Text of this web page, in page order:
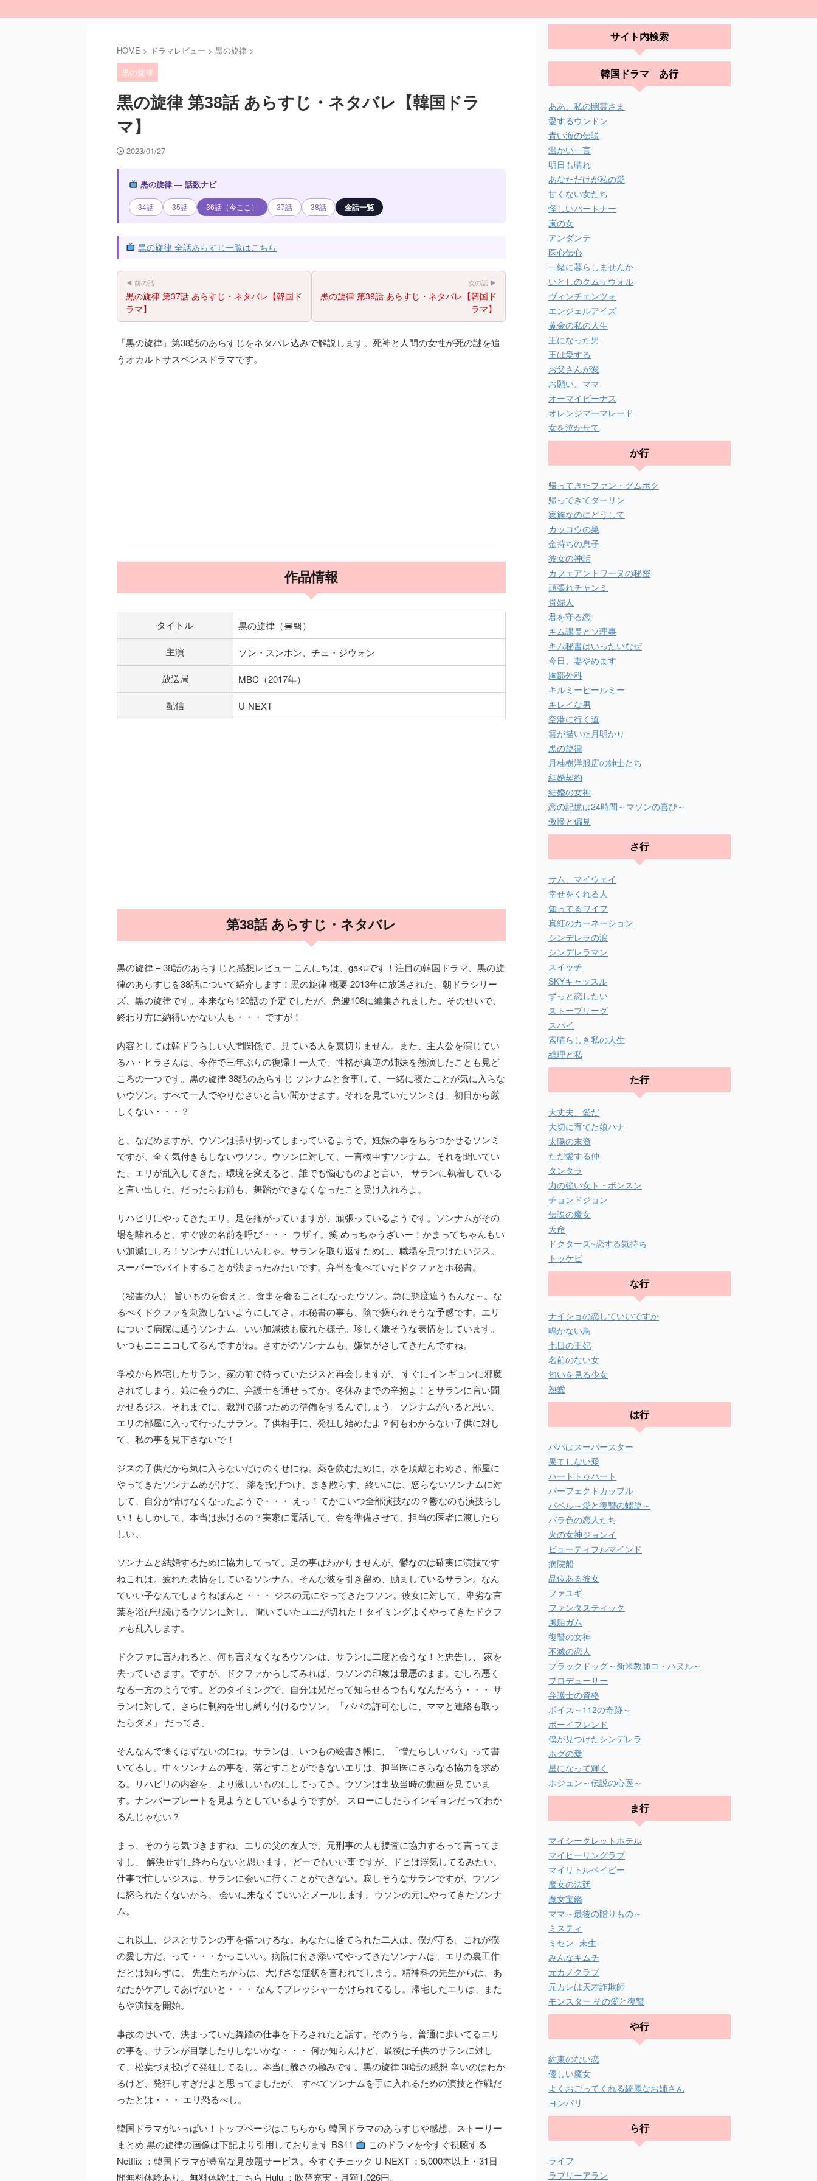
HOME > ドラマレビュー > 黒の旋律 >
黒の旋律
黒の旋律 第38話 あらすじ・ネタバレ【韓国ドラ
マ】
2023/01/27
黒の旋律 — 話数ナビ
34話 35話 36話（今ここ） 37話 38話 全話一覧
黒の旋律 全話あらすじ一覧はこちら
◀ 前の話
黒の旋律 第37話 あらすじ・ネタバレ【韓国ド
ラマ】
次の話 ▶
黒の旋律 第39話 あらすじ・ネタバレ【韓国ド
ラマ】
「黒の旋律」第38話のあらすじをネタバレ込みで解説します。死神と人間の女性が死の謎を追
うオカルトサスペンスドラマです。
作品情報
タイトル 黒の旋律（블랙）
主演 ソン・スンホン、チェ・ジウォン
放送局 MBC（2017年）
配信 U-NEXT
第38話 あらすじ・ネタバレ
黒の旋律 – 38話のあらすじと感想レビュー こんにちは、gakuです！注目の韓国ドラマ、黒の旋
律のあらすじを38話について紹介します！黒の旋律 概要 2013年に放送された、朝ドラシリー
ズ、黒の旋律です。本来なら120話の予定でしたが、急遽108に編集されました。そのせいで、
終わり方に納得いかない人も・・・ ですが！
内容としては韓ドラらしい人間関係で、見ている人を裏切りません。また、主人公を演じてい
るハ・ヒラさんは、今作で三年ぶりの復帰！一人で、性格が真逆の姉妹を熱演したことも見ど
ころの一つです。黒の旋律 38話のあらすじ ソンナムと食事して、一緒に寝たことが気に入らな
いウソン。すべて一人でやりなさいと言い聞かせます。それを見ていたソンミは、初日から厳
しくない・・・？
と、なだめますが、ウソンは張り切ってしまっているようで。妊娠の事をちらつかせるソンミ
ですが、全く気付きもしないウソン。ウソンに対して、一言物申すソンナム。それを聞いてい
た、エリが乱入してきた。環境を変えると、誰でも悩むものよと言い、 サランに執着している
と言い出した。だったらお前も、舞踏ができなくなったこと受け入れろよ。
リハビリにやってきたエリ。足を痛がっていますが、頑張っているようです。ソンナムがその
場を離れると、すぐ彼の名前を呼び・・・ ウザイ。笑 めっちゃうざいー！かまってちゃんもい
い加減にしろ！ソンナムは忙しいんじゃ。サランを取り返すために、職場を見つけたいジス。
スーパーでバイトすることが決まったみたいです。弁当を食べていたドクファとホ秘書。
（秘書の人） 旨いものを食えと、食事を奢ることになったウソン。急に態度違うもんな～。な
るべくドクファを刺激しないようにしてさ。ホ秘書の事も、陰で操られそうな予感です。エリ
について病院に通うソンナム。いい加減彼も疲れた様子。珍しく嫌そうな表情をしています。
いつもニコニコしてるんですがね。さすがのソンナムも、嫌気がさしてきたんですね。
学校から帰宅したサラン。家の前で待っていたジスと再会しますが、 すぐにインギョンに邪魔
されてしまう。娘に会うのに、弁護士を通せってか。冬休みまでの辛抱よ！とサランに言い聞
かせるジス。それまでに、裁判で勝つための準備をするんでしょう。ソンナムがいると思い、
エリの部屋に入って行ったサラン。子供相手に、発狂し始めたよ？何もわからない子供に対し
て、私の事を見下さないで！
ジスの子供だから気に入らないだけのくせにね。薬を飲むために、水を頂戴とわめき、部屋に
やってきたソンナムめがけて、 薬を投げつけ、まき散らす。終いには、怒らないソンナムに対
して、自分が情けなくなったようで・・・ えっ！てかこいつ全部演技なの？鬱なのも演技らし
い！もしかして、本当は歩けるの？実家に電話して、金を準備させて、担当の医者に渡したら
しい。
ソンナムと結婚するために協力してって。足の事はわかりませんが、鬱なのは確実に演技です
ねこれは。疲れた表情をしているソンナム。そんな彼を引き留め、励ましているサラン。なん
ていい子なんでしょうねほんと・・・ ジスの元にやってきたウソン。彼女に対して、卑劣な言
葉を浴びせ続けるウソンに対し、 聞いていたユニが切れた！タイミングよくやってきたドクフ
ァも乱入します。
ドクファに言われると、何も言えなくなるウソンは、サランに二度と会うな！と忠告し、 家を
去っていきます。ですが、ドクファからしてみれば、ウソンの印象は最悪のまま。むしろ悪く
なる一方のようです。どのタイミングで、自分は兄だって知らせるつもりなんだろう・・・ サ
ランに対して、さらに制約を出し縛り付けるウソン。「パパの許可なしに、ママと連絡も取っ
たらダメ」 だってさ。
そんなんで懐くはずないのにね。サランは、いつもの絵書き帳に、「憎たらしいパパ」って書
いてるし。中々ソンナムの事を、落とすことができないエリは、担当医にさらなる協力を求め
る。リハビリの内容を、より激しいものにしてってさ。ウソンは事故当時の動画を見ていま
す。ナンバープレートを見ようとしているようですが、 スローにしたらインギョンだってわか
るんじゃない？
まっ、そのうち気づきますね。エリの父の友人で、元刑事の人も捜査に協力するって言ってま
すし、 解決せずに終わらないと思います。どーでもいい事ですが、ドヒは浮気してるみたい。
仕事で忙しいジスは、サランに会いに行くことができない。寂しそうなサランですが、ウソン
に怒られたくないから、 会いに来なくていいとメールします。ウソンの元にやってきたソンナ
ム。
これ以上、ジスとサランの事を傷つけるな。あなたに捨てられた二人は、僕が守る。これが僕
の愛し方だ。って・・・かっこいい。病院に付き添いでやってきたソンナムは、エリの裏工作
だとは知らずに、 先生たちからは、大げさな症状を言われてしまう。精神科の先生からは、あ
なたがケアしてあげないと・・・ なんてプレッシャーかけられてるし。帰宅したエリは、また
もや演技を開始。
事故のせいで、決まっていた舞踏の仕事を下ろされたと話す。そのうち、普通に歩いてるエリ
の事を、サランが目撃したりしないかな・・・ 何か知らんけど、最後は子供のサランに対し
て、松葉づえ投げて発狂してるし。本当に醜さの極みです。黒の旋律 38話の感想 辛いのはわか
るけど、発狂しすぎだよと思ってましたが、 すべてソンナムを手に入れるための演技と作戦だ
ったとは・・・ エリ恐るべし。
韓国ドラマがいっぱい！トップページはこちらから 韓国ドラマのあらすじや感想、ストーリー
まとめ 黒の旋律の画像は下記より引用しております BS11
このドラマを今すぐ視聴する
Netflix ：韓国ドラマが豊富な見放題サービス。今すぐチェック U-NEXT ：5,000本以上・31日
間無料体験あり。無料体験はこちら Hulu ：吹替充実・月額1,026円。
サイト内検索
韓国ドラマ あ行
ああ、私の幽霊さま
愛するウンドン
青い海の伝説
温かい一言
明日も晴れ
あなただけが私の愛
甘くない女たち
怪しいパートナー
嵐の女
アンダンテ
医心伝心
一緒に暮らしませんか
いとしのクムサウォル
ヴィンチェンツォ
エンジェルアイズ
黄金の私の人生
王になった男
王は愛する
お父さんが変
お願い、ママ
オーマイビーナス
オレンジマーマレード
女を泣かせて
か行
帰ってきたファン・グムボク
帰ってきてダーリン
家族なのにどうして
カッコウの巣
金持ちの息子
彼女の神話
カフェアントワーヌの秘密
頑張れチャンミ
貴婦人
君を守る恋
キム課長とソ理事
キム秘書はいったいなぜ
今日、妻やめます
胸部外科
キルミーヒールミー
キレイな男
空港に行く道
雲が描いた月明かり
黒の旋律
月桂樹洋服店の紳士たち
結婚契約
結婚の女神
恋の記憶は24時間～マソンの喜び～
傲慢と偏見
さ行
サム、マイウェイ
幸せをくれる人
知ってるワイフ
真紅のカーネーション
シンデレラの涙
シンデレラマン
スイッチ
SKYキャッスル
ずっと恋したい
ストーブリーグ
スパイ
素晴らしき私の人生
総理と私
た行
大丈夫、愛だ
大切に育てた娘ハナ
太陽の末裔
ただ愛する仲
タンタラ
力の強い女ト・ボンスン
チョンドジョン
伝説の魔女
天命
ドクターズ~恋する気持ち
トッケビ
な行
ナイショの恋していいですか
鳴かない鳥
七日の王妃
名前のない女
匂いを見る少女
熱愛
は行
パパはスーパースター
果てしない愛
ハートトゥハート
パーフェクトカップル
バベル～愛と復讐の螺旋～
バラ色の恋人たち
火の女神ジョンイ
ビューティフルマインド
病院船
品位ある彼女
ファユギ
ファンタスティック
風船ガム
復讐の女神
不滅の恋人
ブラックドッグ～新米教師コ・ハヌル～
プロデューサー
弁護士の資格
ボイス～112の奇跡～
ボーイフレンド
僕が見つけたシンデレラ
ホグの愛
星になって輝く
ホジュン～伝説の心医～
ま行
マイシークレットホテル
マイヒーリングラブ
マイリトルベイビー
魔女の法廷
魔女宝鑑
ママ～最後の贈りもの～
ミスティ
ミセン -未生-
みんなキムチ
元カノクラブ
元カレは天才詐欺師
モンスター その愛と復讐
や行
約束のない恋
優しい魔女
よくおごってくれる綺麗なお姉さん
ヨンパリ
ら行
ライフ
ラブリーアラン